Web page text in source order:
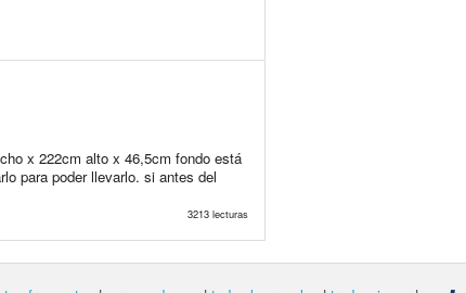
x 222cm alto x 46,5cm fondo está
para poder llevarlo. si antes del
3213 lecturas